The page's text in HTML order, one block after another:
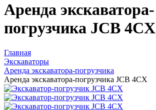
Аренда экскаватора-
погрузчика JCB 4CX
Главная
Экскаваторы
Аренда экскаватора-погрузчика
Аренда экскаватора-погрузчика JCB 4CX